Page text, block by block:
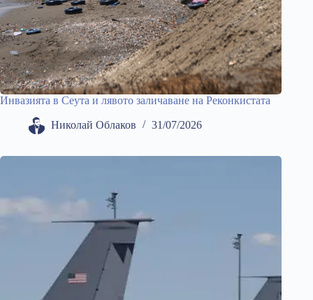
Инвазията в Сеута и лявото заличаване на Реконкистата
Николай Облаков 31/07/2026